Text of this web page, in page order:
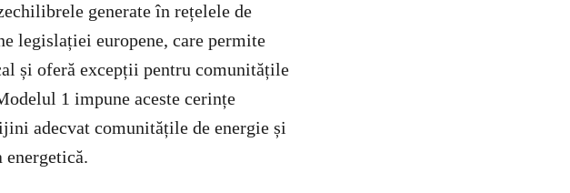
generate în rețelele de
legislației europene, care permite
și oferă excepții pentru comunitățile
1 impune aceste cerințe
adecvat comunitățile de energie și